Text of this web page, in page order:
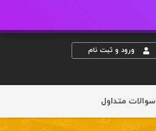
ورود و ثبت نام
سوالات متداول